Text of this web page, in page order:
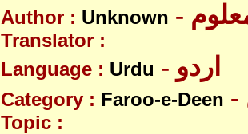
Author : Unknown معلوم
Translator :
Language : Urdu - اردو
Category : Faroo-e-Deen
Topic :